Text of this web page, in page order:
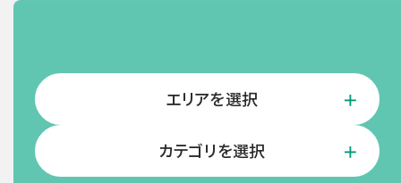
エリアを選択
カテゴリを選択